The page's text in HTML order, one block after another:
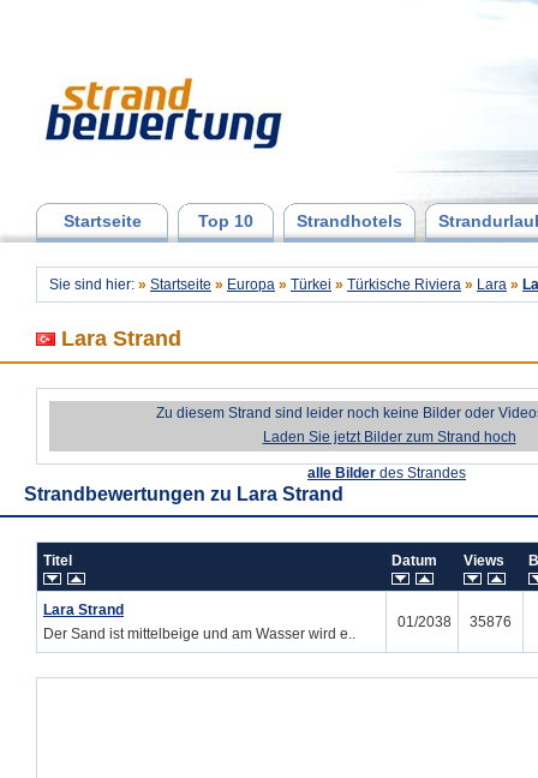
Startseite Top 10 Strandhotels
Sie sind hier: » Startseite » Europa » Türkei » Türkische Riviera » Lara »
Lara Strand
Zu diesem Strand sind leider noch keine Bilder oder
Laden Sie jetzt Bilder zum Strand hoch
alle Bilder des Strandes
Strandbewertungen zu Lara Strand
Titel Datum Views
Lara Strand
Der Sand ist mittelbeige und am Wasser wird e..
01/2038 35876